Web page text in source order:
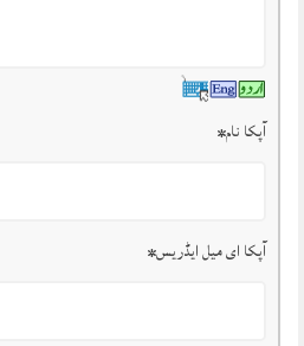
آپکا نام*
آپکا ای میل ایڈریس*